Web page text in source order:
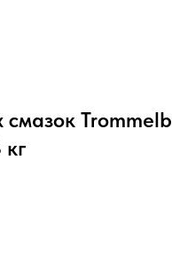
смазок